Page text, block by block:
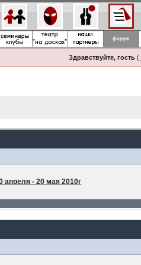
Здравствуйте, гость(
апреля - 20 мая 2010г